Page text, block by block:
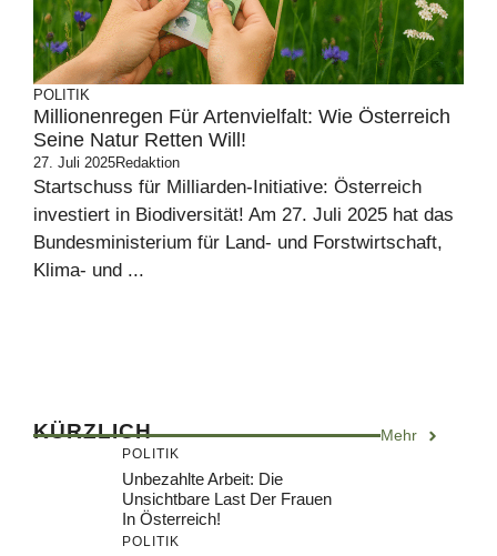
POLITIK
Millionenregen Für Artenvielfalt: Wie Österreich
Seine Natur Retten Will!
27. Juli 2025Redaktion
Startschuss für Milliarden-Initiative: Österreich
investiert in Biodiversität! Am 27. Juli 2025 hat das
Bundesministerium für Land- und Forstwirtschaft,
Klima- und ...
KÜRZLICH Mehr
POLITIK
Unbezahlte Arbeit: Die
Unsichtbare Last Der Frauen
In Österreich!
POLITIK